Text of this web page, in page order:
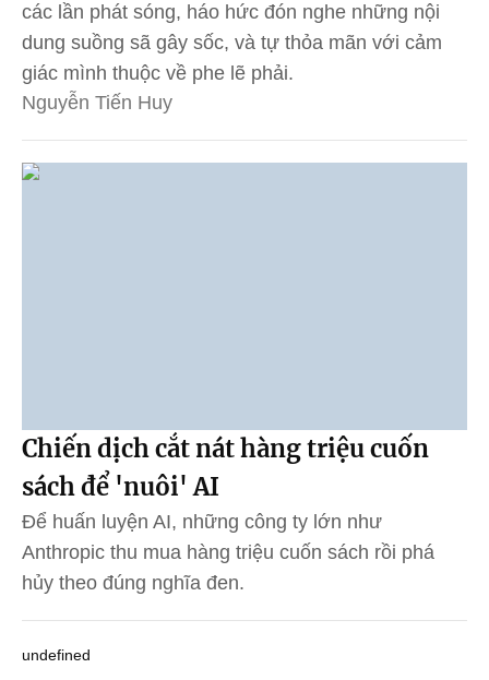
các lần phát sóng, háo hức đón nghe những nội
dung suồng sã gây sốc, và tự thỏa mãn với cảm
giác mình thuộc về phe lẽ phải.
Nguyễn Tiến Huy
Chiến dịch cắt nát hàng triệu cuốn
sách để 'nuôi' AI
Để huấn luyện AI, những công ty lớn như
Anthropic thu mua hàng triệu cuốn sách rồi phá
hủy theo đúng nghĩa đen.
undefined